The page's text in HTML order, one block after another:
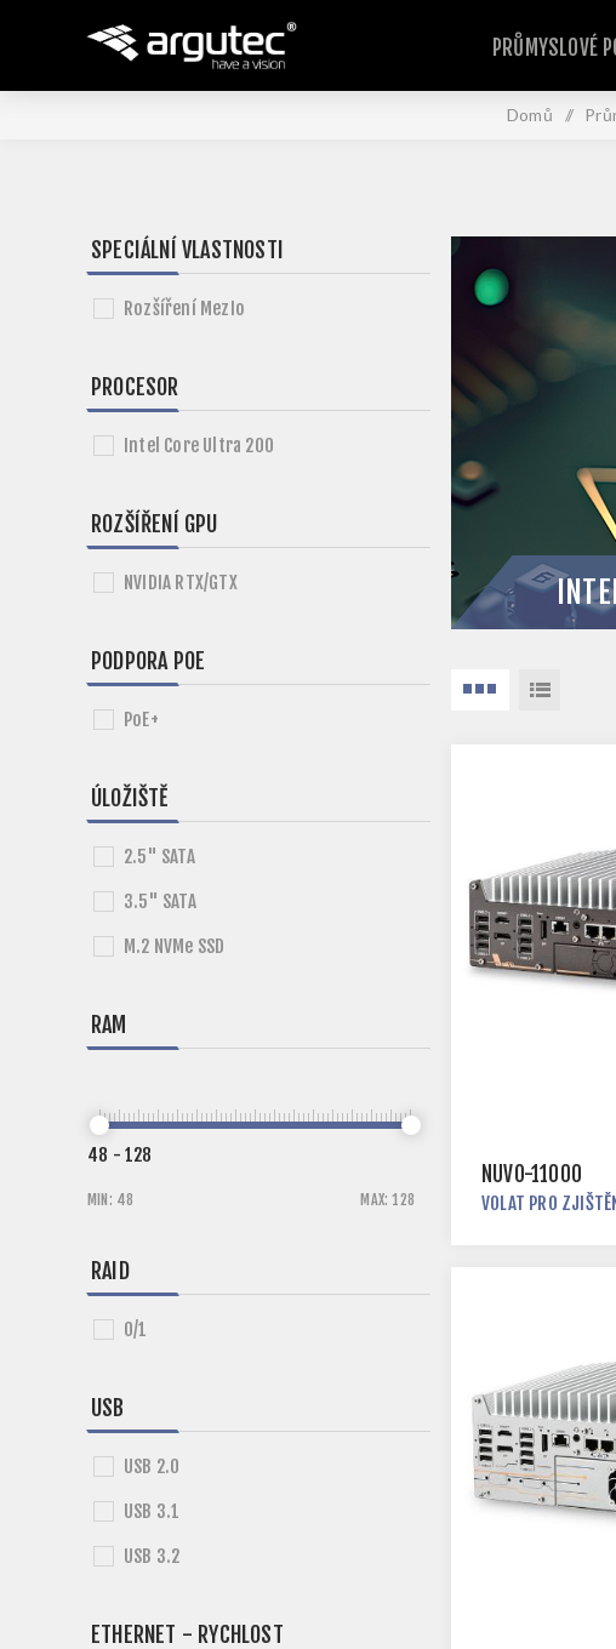
PRŮMYSLOVÉ
Domů /
NUVO-11000
VOLAT PRO
SPECIÁLNÍ VLASTNOSTI
Rozšíření MezIo
PROCESOR
Intel Core Ultra 200
ROZŠÍŘENÍ GPU
NVIDIA RTX/GTX
PODPORA POE
PoE+
ÚLOŽIŠTĚ
2.5" SATA
3.5" SATA
M.2 NVMe SSD
RAM
MIN: 48 MAX: 128
48 -128
RAID
0/1
USB
USB 2.0
USB 3.1
USB 3.2
ETHERNET - RYCHLOST